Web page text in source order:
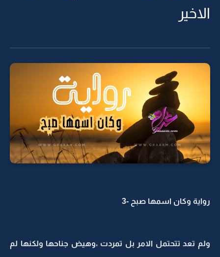
الاخير
رواية وكان اسمها صبح -3
ولم تعد تتحتمل الامر بل تمردت ،وهيض جناحها ولكنها لم